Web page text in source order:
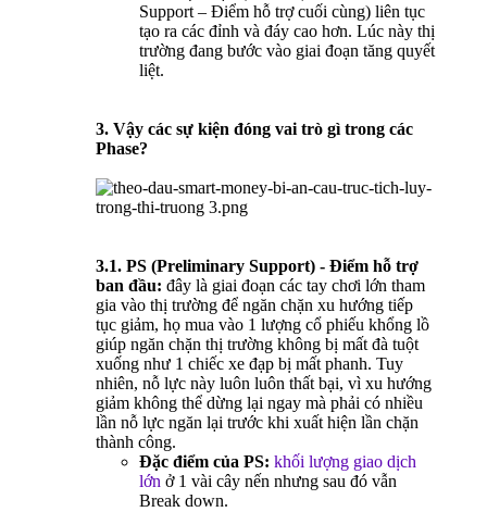
Support – Điểm hỗ trợ cuối cùng) liên tục
tạo ra các đỉnh và đáy cao hơn. Lúc này thị
trường đang bước vào giai đoạn tăng quyết
liệt.
3. Vậy các sự kiện đóng vai trò gì trong các
Phase?
3.1. PS (Preliminary Support) - Điểm hỗ trợ
ban đầu: đây là giai đoạn các tay chơi lớn tham
gia vào thị trường để ngăn chặn xu hướng tiếp
tục giảm, họ mua vào 1 lượng cổ phiếu khổng lồ
giúp ngăn chặn thị trường không bị mất đà tuột
xuống như 1 chiếc xe đạp bị mất phanh. Tuy
nhiên, nỗ lực này luôn luôn thất bại, vì xu hướng
giảm không thể dừng lại ngay mà phải có nhiều
lần nỗ lực ngăn lại trước khi xuất hiện lần chặn
thành công.
Đặc điểm của PS: khối lượng giao dịch
lớn ở 1 vài cây nến nhưng sau đó vẫn
Break down.